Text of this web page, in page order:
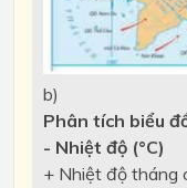
b)
Phân tích biểu
- Nhiệt độ (°C)
+ Nhiệt độ tháng